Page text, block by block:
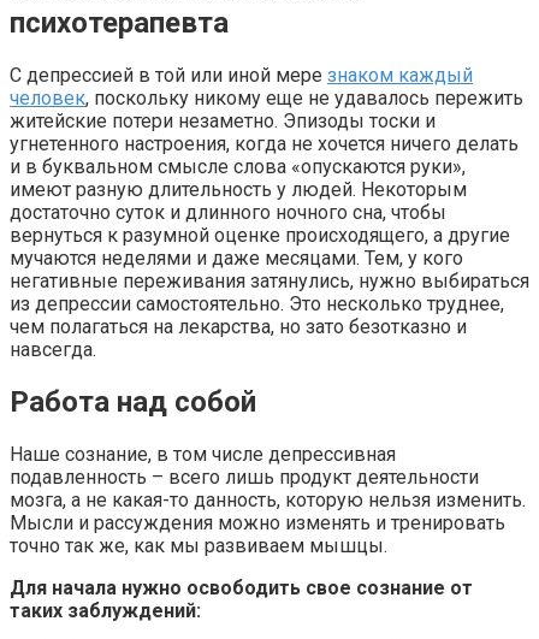
психотерапевта
С депрессией в той или иной мере знаком каждый
человек, поскольку никому еще не удавалось пережить
житейские потери незаметно. Эпизоды тоски и
угнетенного настроения, когда не хочется ничего делать
и в буквальном смысле слова «опускаются руки»,
имеют разную длительность у людей. Некоторым
достаточно суток и длинного ночного сна, чтобы
вернуться к разумной оценке происходящего, а другие
мучаются неделями и даже месяцами. Тем, у кого
негативные переживания затянулись, нужно выбираться
из депрессии самостоятельно. Это несколько труднее,
чем полагаться на лекарства, но зато безотказно и
навсегда.
Работа над собой
Наше сознание, в том числе депрессивная
подавленность – всего лишь продукт деятельности
мозга, а не какая-то данность, которую нельзя изменить.
Мысли и рассуждения можно изменять и тренировать
точно так же, как мы развиваем мышцы.
Для начала нужно освободить свое сознание от
таких заблуждений: